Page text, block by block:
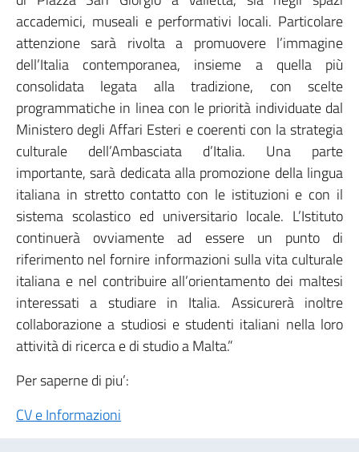
accademici, museali e performativi locali. Particolare
attenzione sarà rivolta a promuovere l’immagine
dell’Italia contemporanea, insieme a quella più
consolidata legata alla tradizione, con scelte
programmatiche in linea con le priorità individuate dal
Ministero degli Affari Esteri e coerenti con la strategia
culturale dell’Ambasciata d’Italia. Una parte
importante, sarà dedicata alla promozione della lingua
italiana in stretto contatto con le istituzioni e con il
sistema scolastico ed universitario locale. L’Istituto
continuerà ovviamente ad essere un punto di
riferimento nel fornire informazioni sulla vita culturale
italiana e nel contribuire all’orientamento dei maltesi
interessati a studiare in Italia. Assicurerà inoltre
collaborazione a studiosi e studenti italiani nella loro
attività di ricerca e di studio a Malta.”
Per saperne di piu’:
CV e Informazioni